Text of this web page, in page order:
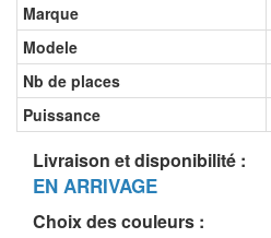
Marque
Modele
Nb de places
Puissance
Livraison et disponibilité :
EN ARRIVAGE
Choix des couleurs :